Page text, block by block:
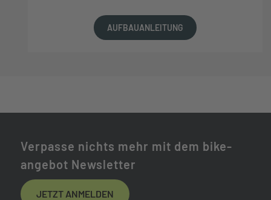
AUFBAUANLEITUNG
Verpasse nichts mehr mit dem bike-
angebot Newsletter
JETZT ANMELDEN